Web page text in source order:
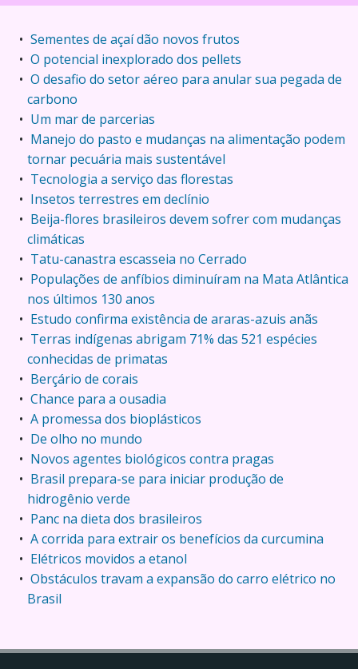
Sementes de açaí dão novos frutos
O potencial inexplorado dos pellets
O desafio do setor aéreo para anular sua pegada de
carbono
Um mar de parcerias
Manejo do pasto e mudanças na alimentação podem
tornar pecuária mais sustentável
Tecnologia a serviço das florestas
Insetos terrestres em declínio
Beija-flores brasileiros devem sofrer com mudanças
climáticas
Tatu-canastra escasseia no Cerrado
Populações de anfíbios diminuíram na Mata Atlântica
nos últimos 130 anos
Estudo confirma existência de araras-azuis anãs
Terras indígenas abrigam 71% das 521 espécies
conhecidas de primatas
Berçário de corais
Chance para a ousadia
A promessa dos bioplásticos
De olho no mundo
Novos agentes biológicos contra pragas
Brasil prepara-se para iniciar produção de
hidrogênio verde
Panc na dieta dos brasileiros
A corrida para extrair os benefícios da curcumina
Elétricos movidos a etanol
Obstáculos travam a expansão do carro elétrico no
Brasil